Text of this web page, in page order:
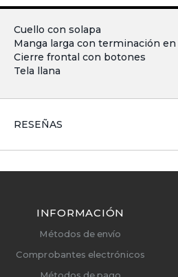
Cuello con solapa
Manga larga con terminación
Cierre frontal con botones
Tela llana
RESEÑAS
INFORMACIÓN
Métodos de envío
Comprobantes electrónicos
Métodos de pago